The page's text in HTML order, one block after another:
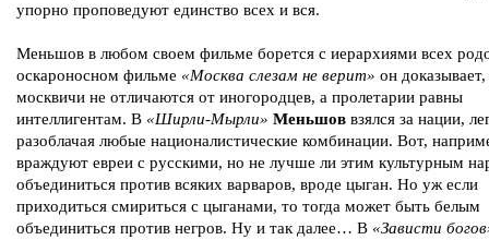
упорно проповедуют единство всех и вся.
Меньшов в любом своем фильме борется с иерархиями всех
оскароносном фильме «Москва слезам не верит» он
москвичи не отличаются от иногородцев, а пролетарии равны
интеллигентам. В «Ширли-Мырли» Меньшов взялся за нации,
разоблачая любые националистические комбинации. Вот,
враждуют евреи с русскими, но не лучше ли этим культурным
объединиться против всяких варваров, вроде цыган. Но уж если
приходиться смириться с цыганами, то тогда может быть белым
объединиться против негров. Ну и так далее… В «Зависти